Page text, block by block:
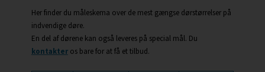
Her finder du måleskema over de mest gængse dørstørrelser på
indvendige døre.
En del af dørene kan også leveres på special mål. Du
kontakteros bare for at få et tilbud.